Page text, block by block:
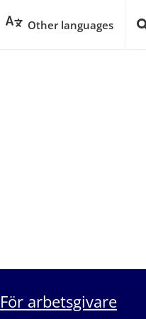
Other languages
För arbetsgivare